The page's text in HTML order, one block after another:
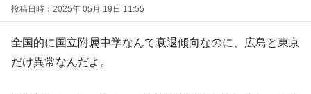
投稿日時：2025年 05月 19日 11:55
全国的に国立附属中学なんて衰退傾向なのに、広島と東京
だけ異常なんだよ。